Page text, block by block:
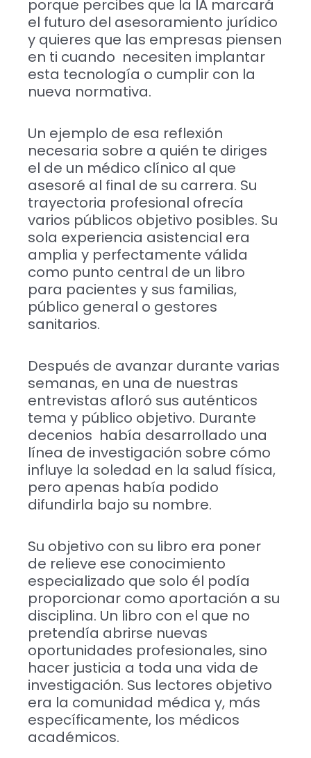
porque percibes que la IA marcará
el futuro del asesoramiento jurídico
y quieres que las empresas piensen
en ti cuando necesiten implantar
esta tecnología o cumplir con la
nueva normativa.
Un ejemplo de esa reflexión
necesaria sobre a quién te diriges
el de un médico clínico al que
asesoré al final de su carrera. Su
trayectoria profesional ofrecía
varios públicos objetivo posibles. Su
sola experiencia asistencial era
amplia y perfectamente válida
como punto central de un libro
para pacientes y sus familias,
público general o gestores
sanitarios.
Después de avanzar durante varias
semanas, en una de nuestras
entrevistas afloró sus auténticos
tema y público objetivo. Durante
decenios había desarrollado una
línea de investigación sobre cómo
influye la soledad en la salud física,
pero apenas había podido
difundirla bajo su nombre.
Su objetivo con su libro era poner
de relieve ese conocimiento
especializado que solo él podía
proporcionar como aportación a su
disciplina. Un libro con el que no
pretendía abrirse nuevas
oportunidades profesionales, sino
hacer justicia a toda una vida de
investigación. Sus lectores objetivo
era la comunidad médica y, más
específicamente, los médicos
académicos.